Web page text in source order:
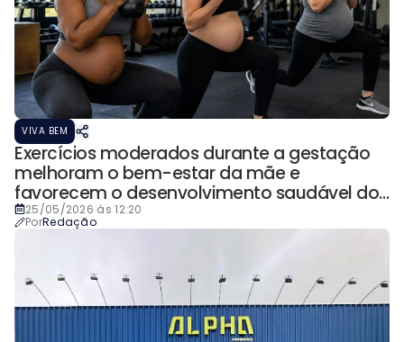
VIVA BEM
Exercícios moderados durante a gestação
melhoram o bem-estar da mãe e
favorecem o desenvolvimento saudável do
bebê
25/05/2026 às 12:20
PorRedação